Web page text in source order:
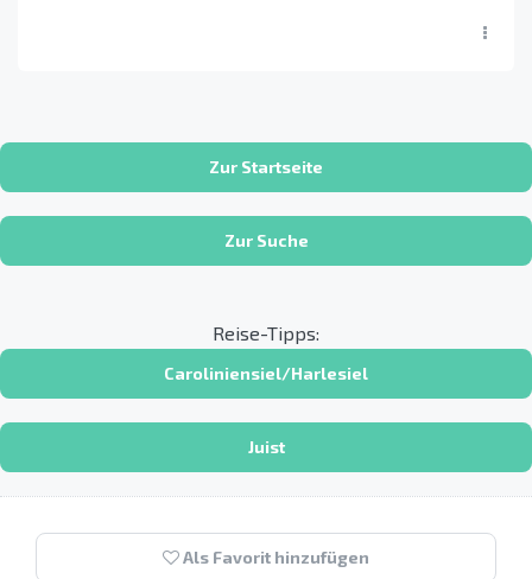
Zur Startseite
Zur Suche
Reise-Tipps:
Caroliniensiel/Harlesiel
Juist
Als Favorit hinzufügen